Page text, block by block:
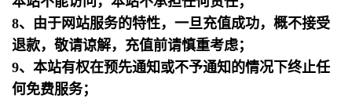
8、由于网站服务的特性，一旦充值成功，概不接受
退款，敬请谅解，充值前请慎重考虑；
9、本站有权在预先通知或不予通知的情况下终止任
何免费服务；